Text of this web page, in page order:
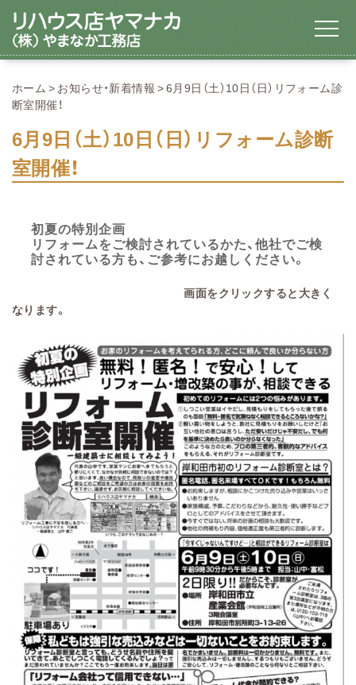
ホーム お知らせ・新着情報
6月9日（土）10日（日）リフォーム診
断室開催！
6月9日（土）10日（日）リフォーム診断
室開催！
初夏の特別企画
リフォームをご検討されているかた、他社でご検
討されている方も、ご参考にお越しください。
画面をクリックすると大きく
なります。